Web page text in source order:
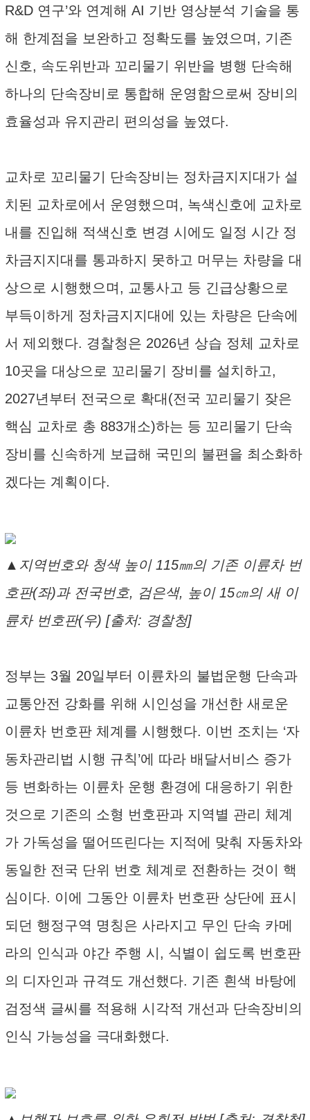
R&D 연구’와 연계해 AI 기반 영상분석 기술을 통
해 한계점을 보완하고 정확도를 높였으며, 기존
신호, 속도위반과 꼬리물기 위반을 병행 단속해
하나의 단속장비로 통합해 운영함으로써 장비의
효율성과 유지관리 편의성을 높였다.
교차로 꼬리물기 단속장비는 정차금지지대가 설
치된 교차로에서 운영했으며, 녹색신호에 교차로
내를 진입해 적색신호 변경 시에도 일정 시간 정
차금지지대를 통과하지 못하고 머무는 차량을 대
상으로 시행했으며, 교통사고 등 긴급상황으로
부득이하게 정차금지지대에 있는 차량은 단속에
서 제외했다. 경찰청은 2026년 상습 정체 교차로
10곳을 대상으로 꼬리물기 장비를 설치하고,
2027년부터 전국으로 확대(전국 꼬리물기 잦은
핵심 교차로 총 883개소)하는 등 꼬리물기 단속
장비를 신속하게 보급해 국민의 불편을 최소화하
겠다는 계획이다.
▲지역번호와 청색 높이 115㎜의 기존 이륜차 번
호판(좌)과 전국번호, 검은색, 높이 15㎝의 새 이
륜차 번호판(우) [출처: 경찰청]
정부는 3월 20일부터 이륜차의 불법운행 단속과
교통안전 강화를 위해 시인성을 개선한 새로운
이륜차 번호판 체계를 시행했다. 이번 조치는 ‘자
동차관리법 시행 규칙’에 따라 배달서비스 증가
등 변화하는 이륜차 운행 환경에 대응하기 위한
것으로 기존의 소형 번호판과 지역별 관리 체계
가 가독성을 떨어뜨린다는 지적에 맞춰 자동차와
동일한 전국 단위 번호 체계로 전환하는 것이 핵
심이다. 이에 그동안 이륜차 번호판 상단에 표시
되던 행정구역 명칭은 사라지고 무인 단속 카메
라의 인식과 야간 주행 시, 식별이 쉽도록 번호판
의 디자인과 규격도 개선했다. 기존 흰색 바탕에
검정색 글씨를 적용해 시각적 개선과 단속장비의
인식 가능성을 극대화했다.